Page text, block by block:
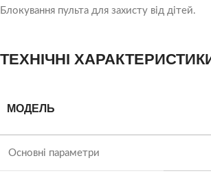
Блокування пульта для захисту від дітей.
ТЕХНІЧНІ
МОДЕЛЬ
Основні параметри